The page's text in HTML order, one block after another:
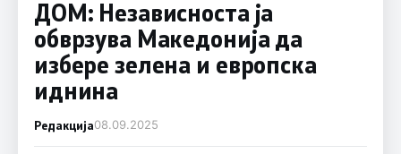
ДОМ: Независноста ја
обврзува Македонија да
избере зелена и европска
иднина
Редакција08.09.2025